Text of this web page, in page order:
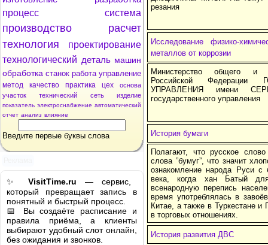
процесс
система
производство
расчет
технология
проектирование
технологический деталь машин
обработка станок работа управление
метод качество практика цех
основа
участок
технический сеть изделие
показатель электроснабжение автоматический
отчет анализ влияние
Введите первые буквы слова
✨ VisitTime.ru — сервис,
который превращает запись в
понятный и быстрый процесс.
📅 Вы создаёте расписание и
правила приёма, а клиенты
выбирают удобный слот онлайн,
без ожидания и звонков.
резания
Исследование физико-
металлов от коррозии
Министерство общего и
Российской Федерации
УПРАВЛЕНИЯ имени
государственного управления
История бумаги
Полагают, что русское
слова ”бумуг”, что значит
ознакомление народа Руси с
века, когда хан Батый
всенародную перепись
время употреблялась в
Китае, а также в Туркестане
в торговых отношениях.
История развития ДВС